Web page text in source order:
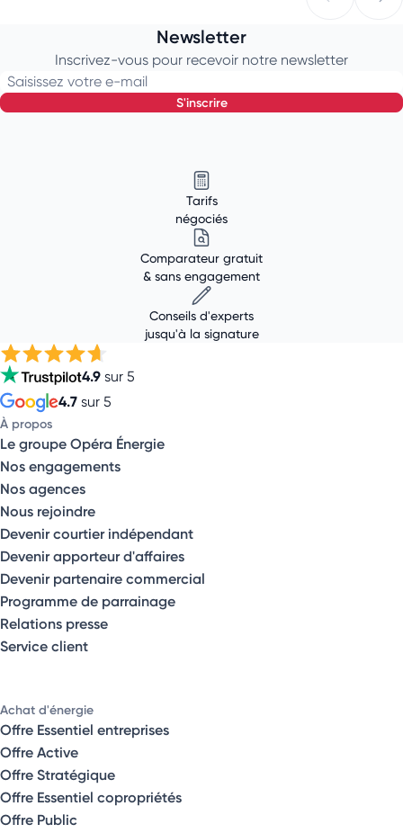
Newsletter
Inscrivez-vous pour recevoir notre newsletter
Saisissez votre e-mail
s'inscrire
Tarifs
négociés
Comparateur gratuit
& sans engagement
Conseils d'experts
jusqu'à la signature
4.9 sur 5
4.7 sur 5
À propos
Le groupe Opéra Énergie
Nos engagements
Nos agences
Nous rejoindre
Devenir courtier indépendant
Devenir apporteur d'affaires
Devenir partenaire commercial
Programme de parrainage
Relations presse
Service client
Achat d'énergie
Offre Essentiel entreprises
Offre Active
Offre Stratégique
Offre Essentiel copropriétés
Offre Public